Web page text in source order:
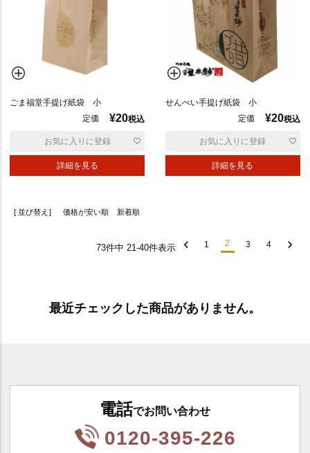
ごま福堂手提げ紙袋 小
定価
¥20税込
詳細を見る
お気に入りに登録
せんべい手提げ紙袋 小
定価
¥20税込
詳細を見る
お気に入りに登録
並び替え 価格が安い順 新着順
73件中 21-40件表示 1 2 3 4
最近チェックした商品がありません。
電話でお問い合わせ
0120-395-226